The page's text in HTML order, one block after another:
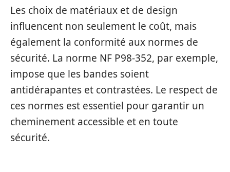
Les choix de matériaux et de design
influencent non seulement le coût, mais
également la conformité aux normes de
sécurité. La norme NF P98-352, par exemple,
impose que les bandes soient
antidérapantes et contrastées. Le respect de
ces normes est essentiel pour garantir un
cheminement accessible et en toute
sécurité.